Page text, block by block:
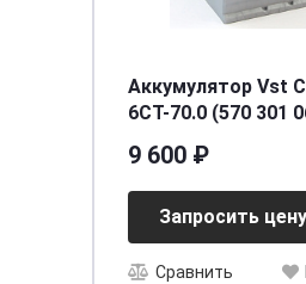
Аккумулятор Vst
6СТ-70.0 (570 301
9 600 ₽
Запросить цену
Сравнить